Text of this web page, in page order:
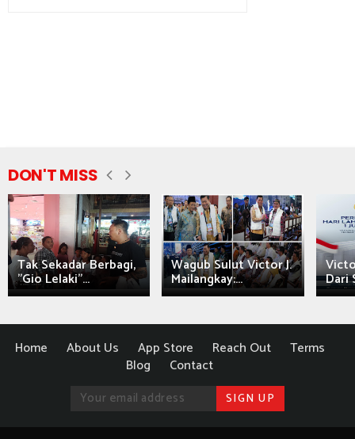
DON'T MISS
Tak Sekadar Berbagi,
"Gio Lelaki"...
Wagub Sulut Victor J.
Mailangkay:... Dari
Home About Us App Store Reach Out
Terms
Blog
Contact